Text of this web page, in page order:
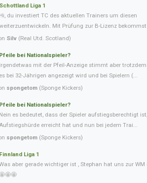
Schottland Liga 1
Hi, du investiert TC des aktuellen Trainers um diesen
Mit Prüfung zur B-Lizenz
Silv (Real Utd. Scotland)
Pfeile bei Nationalspieler?
Irgendetwas mit der Pfeil-Anzeige stimmt aber
es bei 32-Jährigen angezeigt wird und bei Spielern (...
spongetom (Sponge Kickers)
Pfeile bei Nationalspieler?
Nein es bedeutet, dass der Spieler aufstiegsberechtigt
erreicht hat und nun bei jedem Trai...
spongetom (Sponge Kickers)
Finnland Liga 1
aber gerade wichtiger ist , Stephan hat uns zur WM